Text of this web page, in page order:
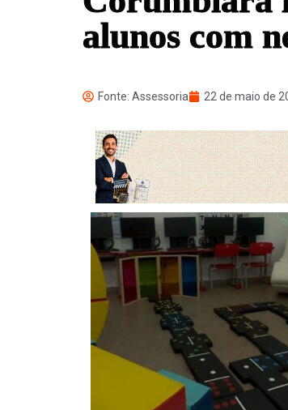
alunos com
Fonte: Assessoria 22 de maio de